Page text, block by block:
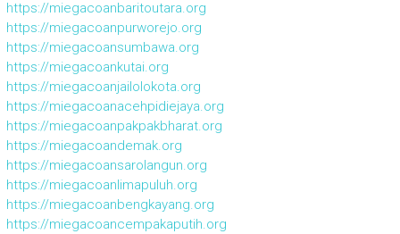
https://miegacoanbaritoutara.org
https://miegacoanpurworejo.org
https://miegacoansumbawa.org
https://miegacoankutai.org
https://miegacoanjailolokota.org
https://miegacoanacehpidiejaya.org
https://miegacoanpakpakbharat.org
https://miegacoandemak.org
https://miegacoansarolangun.org
https://miegacoanlimapuluh.org
https://miegacoanbengkayang.org
https://miegacoancempakaputih.org